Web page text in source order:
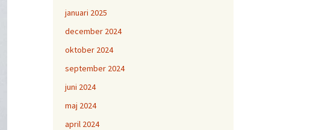
januari 2025
december 2024
oktober 2024
september 2024
juni 2024
maj 2024
april 2024